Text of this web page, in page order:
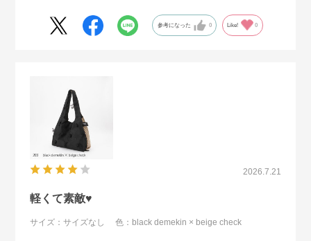
参考になった 0 Like! 0
2026.7.21
軽くて素敵♥️
サイズ：サイズなし 色：black demekin × beige check